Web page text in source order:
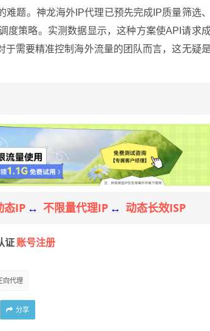
题。神龙海外IP代理已预先完成IP质量筛选、
度策略。实测数据显示，这种方案使API请求
需要精准控制海外流量的团队而言，这无疑是
态IP ↔ 不限量代理IP ↔ 动态长效ISP
证 账号注册
向代理
分享